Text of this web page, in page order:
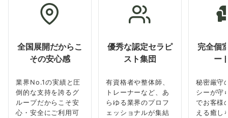
全国展開だからこ
その安心感
業界No.1の実績と圧
倒的な支持を誇るグ
ループだからこそ安
心・安全にご利用可
優秀な認定セラピ
スト集団
有資格者や整体師、
トレーナーなど、あ
らゆる業界のプロフ
ェッショナルが集結
完全個
ー
秘密厳守
シーが守
でお客様
える癒し